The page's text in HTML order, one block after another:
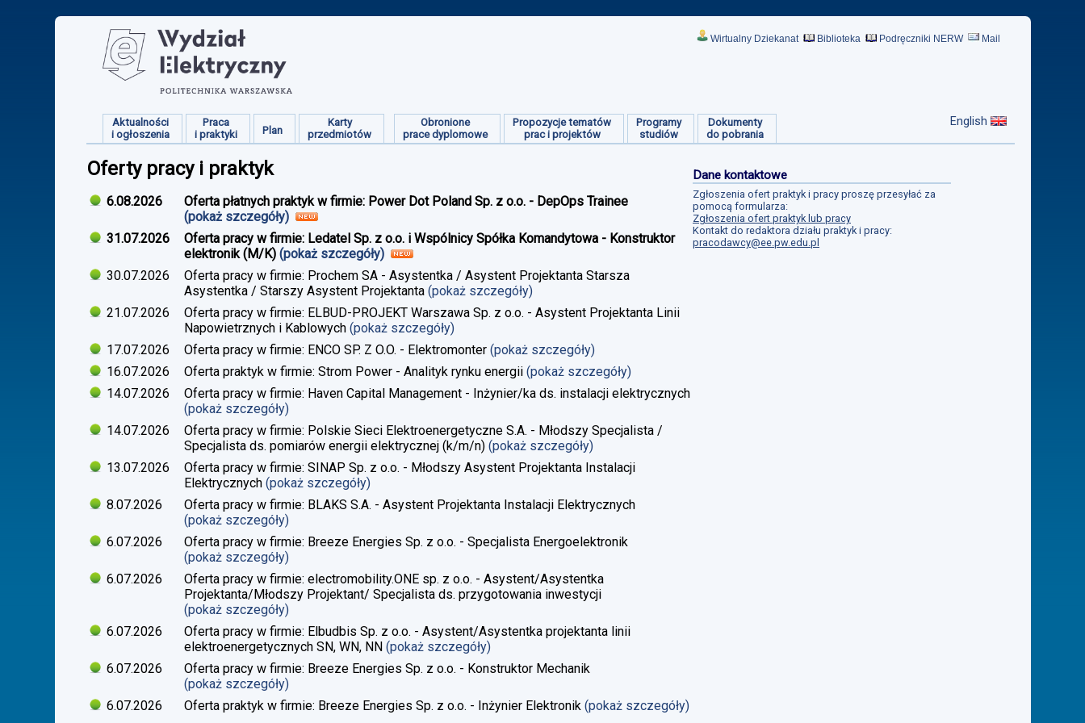
Wirtualny Dziekanat Biblioteka Podręczniki NERW Mail
Aktualności
i ogłoszenia
Praca
i praktyki
Plan
Karty
przedmiotów
Obronione
prace dyplomowe
Propozycje tematów
prac i projektów
Programy
studiów
Dokumenty
do pobrania
English
Oferty pracy i praktyk
6.08.2026
Oferta płatnych praktyk w firmie: Power Dot Poland Sp. z o.o. - DepOps Trainee
(pokaż szczegóły)
31.07.2026
Oferta pracy w firmie: Ledatel Sp. z o.o. i Wspólnicy Spółka Komandytowa - Konstruktor
elektronik (M/K) (pokaż szczegóły)
30.07.2026
Oferta pracy w firmie: Prochem SA - Asystentka / Asystent Projektanta Starsza
Asystentka / Starszy Asystent Projektanta (pokaż szczegóły)
21.07.2026
Oferta pracy w firmie: ELBUD-PROJEKT Warszawa Sp. z o.o. - Asystent Projektanta Linii
Napowietrznych i Kablowych (pokaż szczegóły)
17.07.2026
Oferta pracy w firmie: ENCO SP. Z O.O. - Elektromonter (pokaż szczegóły)
16.07.2026
Oferta praktyk w firmie: Strom Power - Analityk rynku energii (pokaż szczegóły)
14.07.2026
Oferta pracy w firmie: Haven Capital Management - Inżynier/ka ds. instalacji elektrycznych
(pokaż szczegóły)
14.07.2026
Oferta pracy w firmie: Polskie Sieci Elektroenergetyczne S.A. - Młodszy Specjalista /
Specjalista ds. pomiarów energii elektrycznej​ (k/m/n) (pokaż szczegóły)
13.07.2026
Oferta pracy w firmie: SINAP Sp. z o.o. - Młodszy Asystent Projektanta Instalacji
Elektrycznych (pokaż szczegóły)
8.07.2026
Oferta pracy w firmie: BLAKS S.A. - Asystent Projektanta Instalacji Elektrycznych
(pokaż szczegóły)
6.07.2026
Oferta pracy w firmie: Breeze Energies Sp. z o.o. - Specjalista Energoelektronik
(pokaż szczegóły)
6.07.2026
Oferta pracy w firmie: electromobility.ONE sp. z o.o. - Asystent/Asystentka
Projektanta/Młodszy Projektant/ Specjalista ds. przygotowania inwestycji
(pokaż szczegóły)
6.07.2026
Oferta pracy w firmie: Elbudbis Sp. z o.o. - Asystent/Asystentka projektanta linii
elektroenergetycznych SN, WN, NN (pokaż szczegóły)
6.07.2026
Oferta pracy w firmie: Breeze Energies Sp. z o.o. - Konstruktor Mechanik
(pokaż szczegóły)
6.07.2026
Oferta praktyk w firmie: Breeze Energies Sp. z o.o. - Inżynier Elektronik (pokaż szczegóły)
Dane kontaktowe
Zgłoszenia ofert praktyk i pracy proszę przesyłać za
pomocą formularza:
Zgłoszenia ofert praktyk lub pracy
Kontakt do redaktora działu praktyk i pracy:
pracodawcy@ee.pw.edu.pl